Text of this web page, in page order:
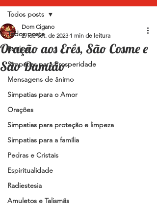
Todos posts
Banhos
Simpatias para Prosperidade
Mensagens de ânimo
Simpatias para o Amor
Orações
Simpatias para proteção e limpeza
Simpatias para a família
Pedras e Cristais
Espiritualidade
Radiestesia
Amuletos e Talismãs
Todos posts
Oração aos Erês, São Cosme e
São Damião
Dom Cigano
27 de set. de 2023 1 min de leitura